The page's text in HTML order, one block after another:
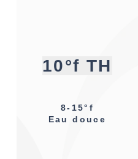
10°f TH
8-15°f
Eau douce